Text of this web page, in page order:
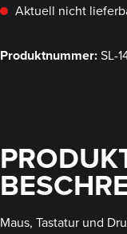
Aktuell nicht
Produktnummer:SL-
Maus, Tastatur und